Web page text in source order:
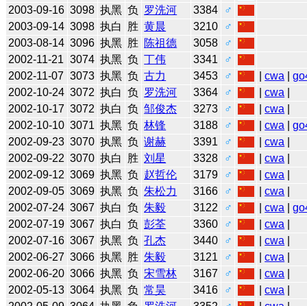
2003-09-16 3098 执黑 负 罗洗河 3384
♂
2003-09-14 3098 执白 胜 黄晨 3210
♂
2003-08-14 3096 执黑 胜 陈祖德 3058
♂
2002-11-21 3074 执黑 负 丁伟 3341
♂
2002-11-07 3073 执黑 负 古力 3453 ♂ |cwa |
2002-10-24 3072 执白 负 罗洗河 3364 ♂ |cwa
2002-10-17 3072 执白 负 邹俊杰 3273 ♂ |cwa
2002-10-10 3071 执黑 负 林锋 3188 ♂ |cwa |
2002-09-23 3070 执黑 负 谢赫 3391 ♂ |cwa
2002-09-22 3070 执白 胜 刘星 3328 ♂ |cwa
2002-09-12 3069 执黑 负 赵哲伦 3179 ♂ |cwa
2002-09-05 3069 执黑 负 朱松力 3166 ♂ |cwa
2002-07-24 3067 执白 负 朱毅 3122 ♂ |cwa |
2002-07-19 3067 执白 负 彭荃 3360 ♂ |cwa
2002-07-16 3067 执黑 负 孔杰 3440 ♂ |cwa
2002-06-27 3066 执黑 胜 朱毅 3121 ♂ |cwa
2002-06-20 3066 执黑 负 宋雪林 3167 ♂ |cwa
2002-05-13 3064 执黑 负 常昊 3416 ♂ |cwa